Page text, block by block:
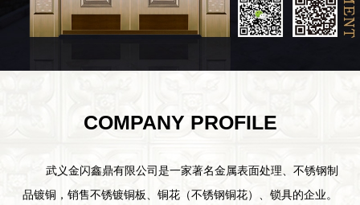
COMPANY PROFILE
武义金闪鑫鼎有限公司是一家著名金属表面处理、不锈钢制
品镀铜，销售不锈镀铜板、铜花（不锈钢铜花）、锁具的企业。